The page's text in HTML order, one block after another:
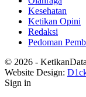
Kesehatan
Ketikan Opini
Redaksi
Pedoman
© 2026 -
Website Design:
Sign in